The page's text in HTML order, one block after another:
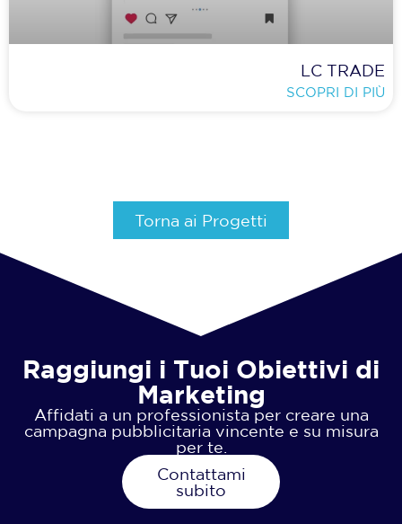
LC TRADE
SCOPRI DI PIÙ
Torna ai Progetti
Raggiungi i Tuoi Obiettivi di
Marketing
Affidati a un professionista per creare una
campagna pubblicitaria vincente e su misura
per te.
Contattami
subito